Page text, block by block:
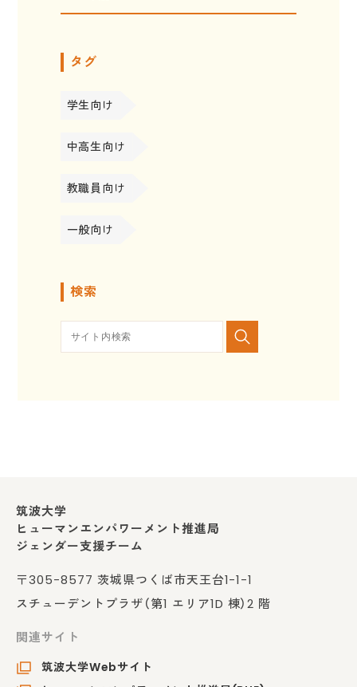
タグ
学生向け
中高生向け
教職員向け
一般向け
検索
筑波大学
ヒューマンエンパワーメント推進局
ジェンダー支援チーム
〒305-8577 茨城県つくば市天王台1-1-1
スチューデントプラザ（第1 エリア1D 棟）2 階
関連サイト
筑波大学Webサイト